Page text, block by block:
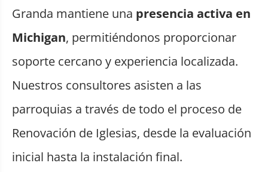
Granda mantiene una presencia activa en
Michigan, permitiéndonos proporcionar
soporte cercano y experiencia localizada.
Nuestros consultores asisten a las
parroquias a través de todo el proceso de
Renovación de Iglesias, desde la evaluación
inicial hasta la instalación final.